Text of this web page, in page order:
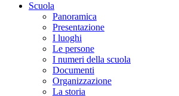
Scuola
Panoramica
Presentazione
I luoghi
Le persone
I numeri della scuola
Documenti
Organizzazione
La storia